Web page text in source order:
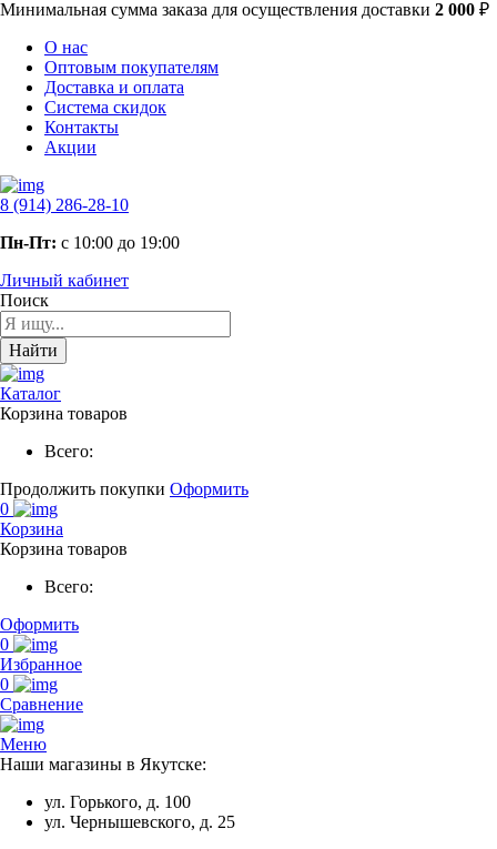
Минимальная сумма заказа для осуществления доставки 2 000 ₽
О нас
Оптовым покупателям
Доставка и оплата
Система скидок
Контакты
Акции
8 (914) 286-28-10
Пн-Пт: с 10:00 до 19:00
Личный кабинет
Поиск
Найти
Каталог
Корзина товаров
Всего:
Продолжить покупки Оформить
0
Корзина
Корзина товаров
Всего:
Оформить
0
Избранное
0
Сравнение
Меню
Наши магазины в Якутске:
ул. Горького, д. 100
ул. Чернышевского, д. 25